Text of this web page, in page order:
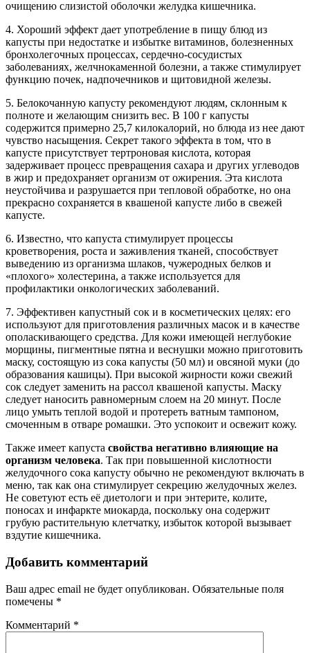
очищению слизистой оболочки желудка кишечника.
4. Хороший эффект дает употребление в пищу блюд из
капусты при недостатке и избытке витаминов, болезненных
бронхолегочных процессах, сердечно-сосудистых
заболеваниях, желчнокаменной болезни, а также стимулирует
функцию почек, надпочечников и щитовидной железы.
5. Белокочанную капусту рекомендуют людям, склонным к
полноте и желающим снизить вес. В 100 г капусты
содержится примерно 25,7 килокалорий, но блюда из нее дают
чувство насыщения. Секрет такого эффекта в том, что в
капусте присутствует тертроновая кислота, которая
задерживает процесс превращения сахара и других углеводов
в жир и предохраняет организм от ожирения. Эта кислота
неустойчива и разрушается при тепловой обработке, но она
прекрасно сохраняется в квашеной капусте либо в свежей
капусте.
6. Известно, что капуста стимулирует процессы
кроветворения, роста и заживления тканей, способствует
выведению из организма шлаков, чужеродных белков и
«плохого» холестерина, а также используется для
профилактики онкологических заболеваний.
7. Эффективен капустный сок и в косметических целях: его
используют для приготовления различных масок и в качестве
ополаскивающего средства. Для кожи имеющей неглубокие
морщины, пигментные пятна и веснушки можно приготовить
маску, состоящую из сока капусты (50 мл) и овсяной муки (до
образования кашицы). При высокой жирности кожи свежий
сок следует заменить на рассол квашеной капусты. Маску
следует наносить равномерным слоем на 20 минут. После
лицо умыть теплой водой и протереть ватным тампоном,
смоченным в отваре ромашки. Это успокоит и освежит кожу.
Также имеет капуста свойства негативно влияющие на
организм человека. Так при повышенной кислотности
желудочного сока капусту обычно не рекомендуют включать в
меню, так как она стимулирует секрецию желудочных желез.
Не советуют есть её диетологи и при энтерите, колите,
поносах и инфаркте миокарда, поскольку она содержит
грубую растительную клетчатку, избыток которой вызывает
вздутие кишечника.
Добавить комментарий
Ваш адрес email не будет опубликован. Обязательные поля
помечены *
Комментарий *